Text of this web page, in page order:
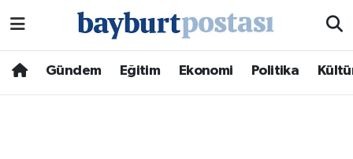
Gündem Eğitim Ekonomi Politika
Hava Durumu